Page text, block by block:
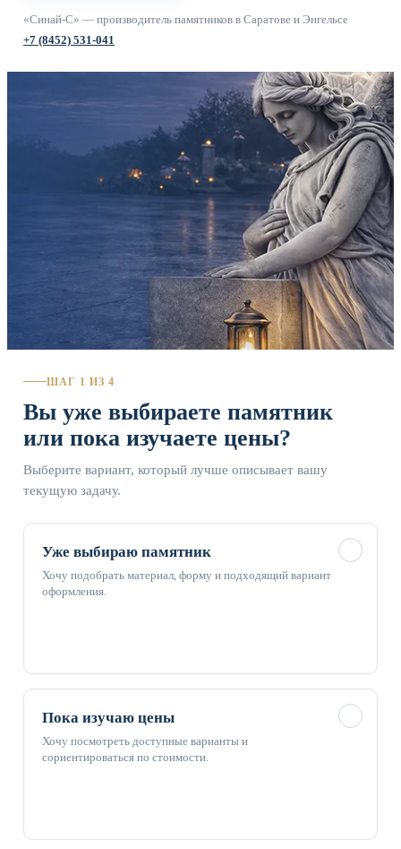
«Синай-С» — производитель памятников в Саратове и Энгельсе
+7 (8452) 531-041
ШАГ 1 ИЗ 4
Вы уже выбираете памятник
или пока изучаете цены?
Выберите вариант, который лучше описывает вашу
текущую задачу.
Уже выбираю памятник
Хочу подобрать материал, форму и подходящий вариант
оформления.
Пока изучаю цены
Хочу посмотреть доступные варианты и
сориентироваться по стоимости.